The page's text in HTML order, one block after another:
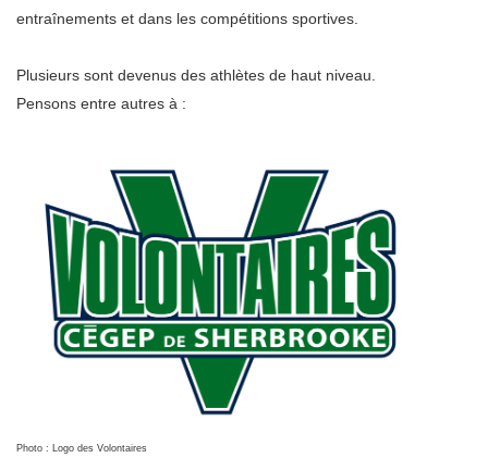
entraînements et dans les compétitions sportives.
Plusieurs sont devenus des athlètes de haut niveau.
Pensons entre autres à :
Photo : Logo des Volontaires